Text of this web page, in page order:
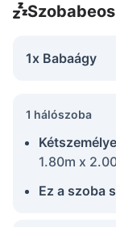
1x Babaágy
1 hálószoba
1.80m x
Ez a szoba